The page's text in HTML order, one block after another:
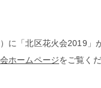
に「北区花火会2019」
ホームページをご覧くだ